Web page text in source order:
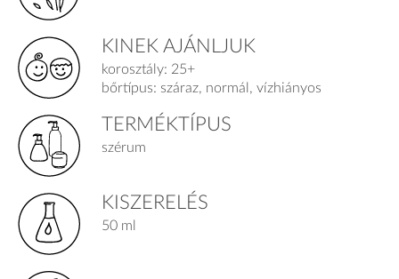
KINEK AJÁNLJUK
korosztály: 25+
bőrtípus: száraz, normál, vízhiányos
TERMÉKTÍPUS
szérum
KISZERELÉS
50 ml